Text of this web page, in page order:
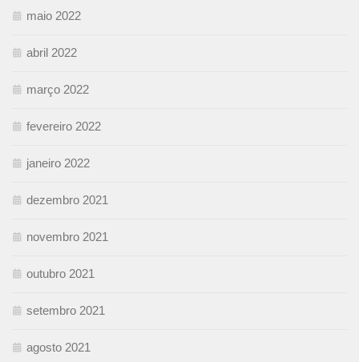
maio 2022
abril 2022
março 2022
fevereiro 2022
janeiro 2022
dezembro 2021
novembro 2021
outubro 2021
setembro 2021
agosto 2021